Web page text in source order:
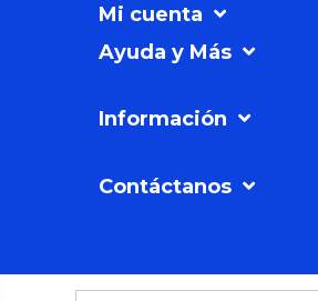
Mi cuenta
Ayuda y Más
Información
Contáctanos